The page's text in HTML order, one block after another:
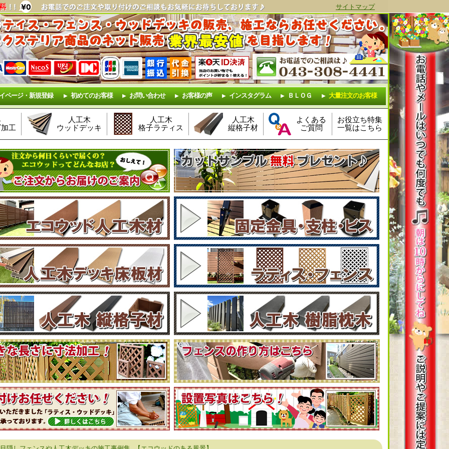
サイトマップ
ページ・新規登録 初めてのお客様 お問い合わせ お客様の声 インスタグラム ＢＬＯＧ 大量注文のお客様
工
人工木
ウッドデッキ
人工木
格子ラティス
人工木
縦格子材
よくある
ご質問
お役立ち特集
一覧はこちら